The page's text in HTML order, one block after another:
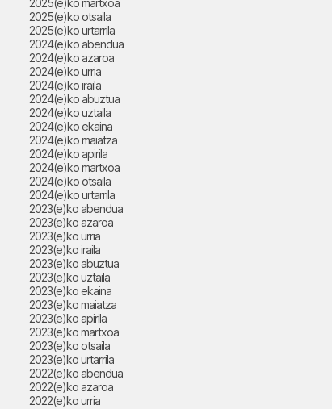
2025(e)ko martxoa
2025(e)ko otsaila
2025(e)ko urtarrila
2024(e)ko abendua
2024(e)ko azaroa
2024(e)ko urria
2024(e)ko iraila
2024(e)ko abuztua
2024(e)ko uztaila
2024(e)ko ekaina
2024(e)ko maiatza
2024(e)ko apirila
2024(e)ko martxoa
2024(e)ko otsaila
2024(e)ko urtarrila
2023(e)ko abendua
2023(e)ko azaroa
2023(e)ko urria
2023(e)ko iraila
2023(e)ko abuztua
2023(e)ko uztaila
2023(e)ko ekaina
2023(e)ko maiatza
2023(e)ko apirila
2023(e)ko martxoa
2023(e)ko otsaila
2023(e)ko urtarrila
2022(e)ko abendua
2022(e)ko azaroa
2022(e)ko urria